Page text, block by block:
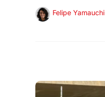
Felipe Yamauchi